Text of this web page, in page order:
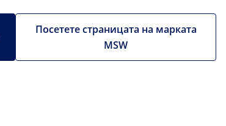
Посетете страницата на марката
MSW